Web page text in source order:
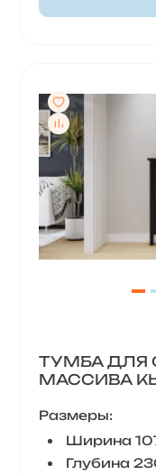
ТУМБА ДЛЯ
МАССИВА
Размеры:
Ширина
Глубина